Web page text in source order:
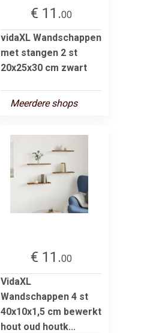
€ 11.00
vidaXL Wandschappen
met stangen 2 st
20x25x30 cm zwart
Meerdere shops
€ 11.00
VidaXL
Wandschappen 4 st
40x10x1,5 cm bewerkt
hout oud houtk...